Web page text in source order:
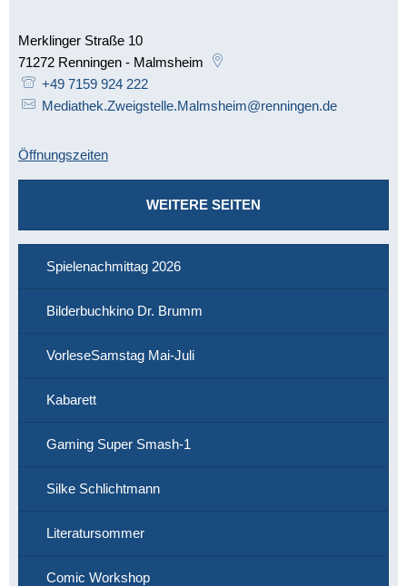
Merklinger Straße 10
71272 Renningen - Malmsheim
+49 7159 924 222
Mediathek.Zweigstelle.Malmsheim@renningen.de
Öffnungszeiten
WEITERE SEITEN
Spielenachmittag 2026
Bilderbuchkino Dr. Brumm
VorleseSamstag Mai-Juli
Kabarett
Gaming Super Smash-1
Silke Schlichtmann
Literatursommer
Comic Workshop